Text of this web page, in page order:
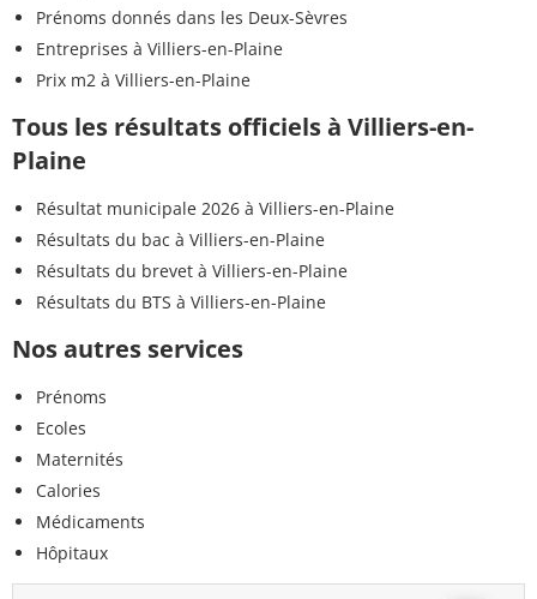
Prénoms donnés dans les Deux-Sèvres
Entreprises à Villiers-en-Plaine
Prix m2 à Villiers-en-Plaine
Tous les résultats officiels à Villiers-en-
Plaine
Résultat municipale 2026 à Villiers-en-Plaine
Résultats du bac à Villiers-en-Plaine
Résultats du brevet à Villiers-en-Plaine
Résultats du BTS à Villiers-en-Plaine
Nos autres services
Prénoms
Ecoles
Maternités
Calories
Médicaments
Hôpitaux